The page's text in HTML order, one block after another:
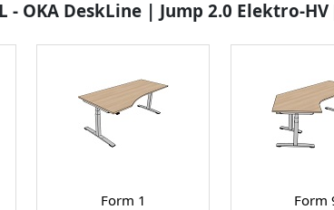
- OKA DeskLine | Jump 2.0 Elektro-
Form 1 Form